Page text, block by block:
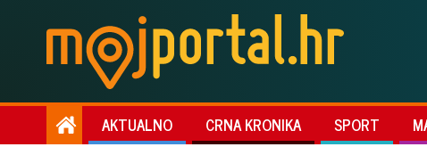
AKTUALNO CRNA KRONIKA SPORT